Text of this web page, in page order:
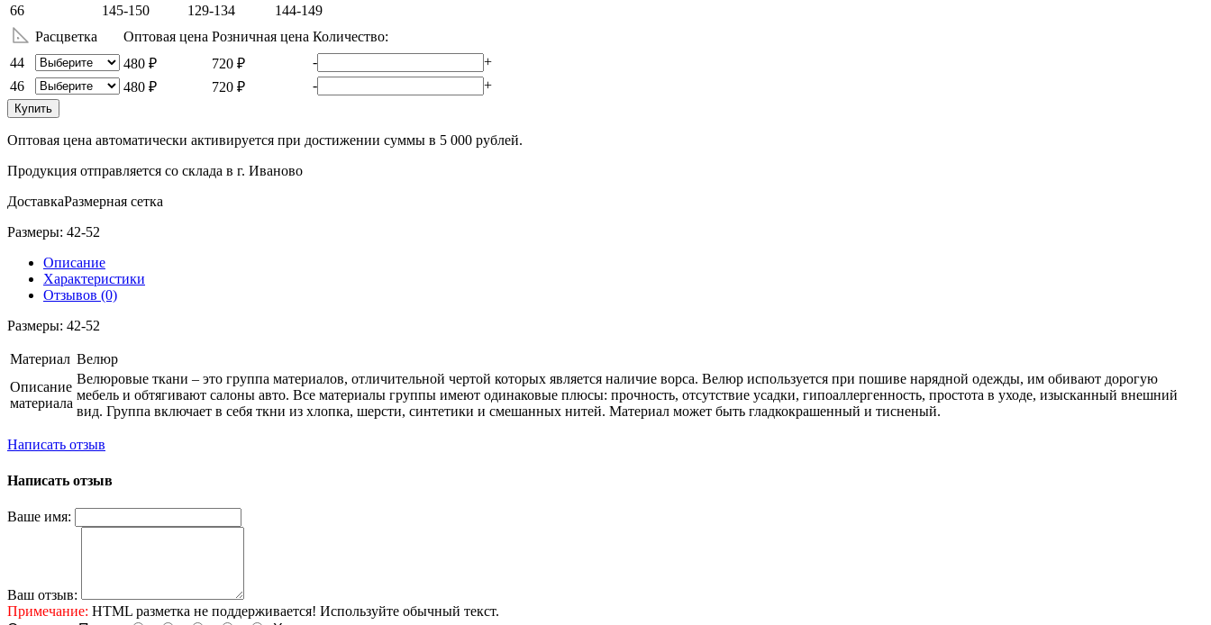
66
145-150 129-134
144-149
Расцветка
Оптовая цена Розничная цена Количество:
44
480 ₽ 720 ₽ -
+
46
480 ₽ 720 ₽ - +
Купить
Оптовая цена автоматически активируется при достижении суммы в 5 000 рублей.
Продукция отправляется со склада в г. Иваново
ДоставкаРазмерная сетка
Размеры: 42-52
Описание
Характеристики
Отзывов (0)
Размеры: 42-52
Материал Велюр
Описание
материала
Велюровые ткани – это группа материалов, отличительной чертой которых является наличие ворса. Велюр используется при пошиве нарядной одежды, им обивают дорогую
мебель и обтягивают салоны авто. Все материалы группы имеют одинаковые плюсы: прочность, отсутствие усадки, гипоаллергенность, простота в уходе, изысканный внешний
вид. Группа включает в себя ткни из хлопка, шерсти, синтетики и смешанных нитей. Материал может быть гладкокрашенный и тисненый.
Написать отзыв
Написать отзыв
Ваше имя:
Ваш отзыв:
Примечание: HTML разметка не поддерживается! Используйте обычный текст.